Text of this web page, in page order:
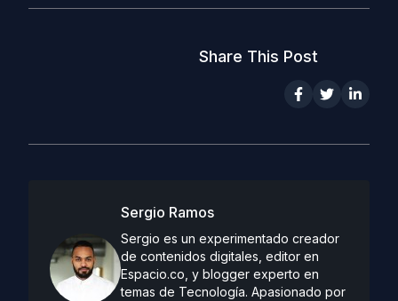
Share This Post
Sergio Ramos
Sergio es un experimentado creador
de contenidos digitales, editor en
Espacio.co, y blogger experto en
temas de Tecnología. Apasionado por